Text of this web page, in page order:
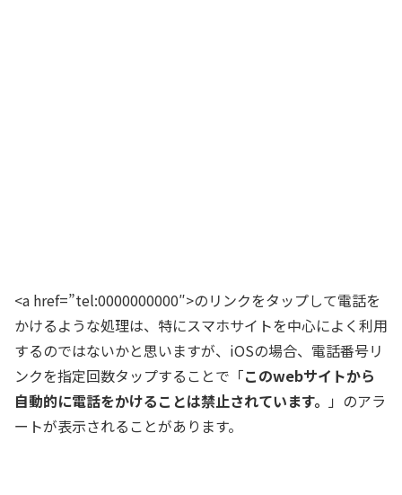
<a href=”tel:0000000000″>のリンクをタップして電話を
かけるような処理は、特にスマホサイトを中心によく利用
するのではないかと思いますが、iOSの場合、電話番号リ
ンクを指定回数タップすることで「このwebサイトから
自動的に電話をかけることは禁止されています。 」のアラ
ートが表示されることがあります。